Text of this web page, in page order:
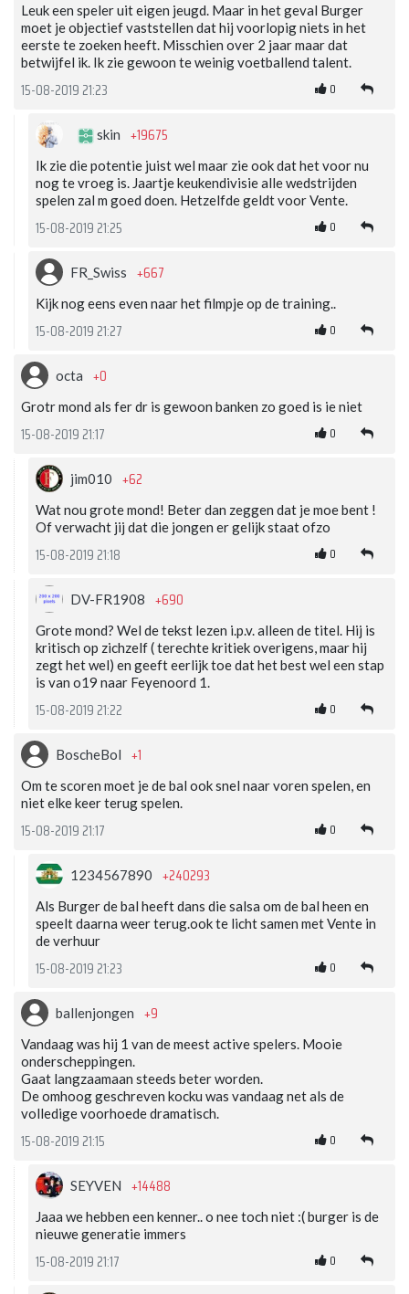
Leuk een speler uit eigen jeugd. Maar in het geval Burger
moet je objectief vaststellen dat hij voorlopig niets in het
eerste te zoeken heeft. Misschien over 2 jaar maar dat
betwijfel ik. Ik zie gewoon te weinig voetballend talent.
15-08-2019 21:23 0
skin +19675
Ik zie die potentie juist wel maar zie ook dat het voor nu
nog te vroeg is. Jaartje keukendivisie alle wedstrijden
spelen zal m goed doen. Hetzelfde geldt voor Vente.
15-08-2019 21:25 0
FR_Swiss +667
Kijk nog eens even naar het filmpje op de training..
15-08-2019 21:27 0
octa +0
Grotr mond als fer dr is gewoon banken zo goed is ie niet
15-08-2019 21:17 0
jim010 +62
Wat nou grote mond! Beter dan zeggen dat je moe bent !
Of verwacht jij dat die jongen er gelijk staat ofzo
15-08-2019 21:18 0
DV-FR1908 +690
Grote mond? Wel de tekst lezen i.p.v. alleen de titel. Hij is
kritisch op zichzelf ( terechte kritiek overigens, maar hij
zegt het wel) en geeft eerlijk toe dat het best wel een stap
is van o19 naar Feyenoord 1.
15-08-2019 21:22 0
BoscheBol +1
Om te scoren moet je de bal ook snel naar voren spelen, en
niet elke keer terug spelen.
15-08-2019 21:17 0
1234567890 +240293
Als Burger de bal heeft dans die salsa om de bal heen en
speelt daarna weer terug.ook te licht samen met Vente in
de verhuur
15-08-2019 21:23 0
ballenjongen +9
Vandaag was hij 1 van de meest active spelers. Mooie
onderscheppingen.
Gaat langzaamaan steeds beter worden.
De omhoog geschreven kocku was vandaag net als de
volledige voorhoede dramatisch.
15-08-2019 21:15 0
SEYVEN +14488
Jaaa we hebben een kenner.. o nee toch niet :( burger is de
nieuwe generatie immers
15-08-2019 21:17 0